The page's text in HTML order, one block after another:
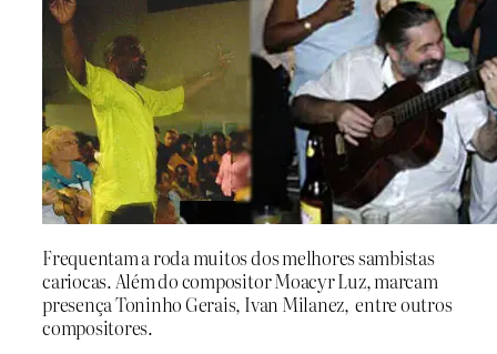
Frequentam a roda muitos dos melhores sambistas
cariocas. Além do compositor Moacyr Luz, marcam
presença Toninho Gerais, Ivan Milanez, entre outros
compositores.